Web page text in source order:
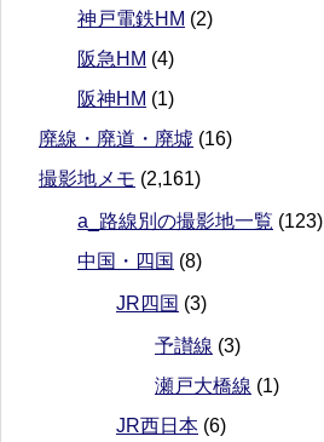
神戸電鉄HM (2)
阪急HM (4)
阪神HM (1)
廃線・廃道・廃墟 (16)
撮影地メモ (2,161)
a_路線別の撮影地一覧 (123)
中国・四国 (8)
JR四国 (3)
予讃線 (3)
瀬戸大橋線 (1)
JR西日本 (6)